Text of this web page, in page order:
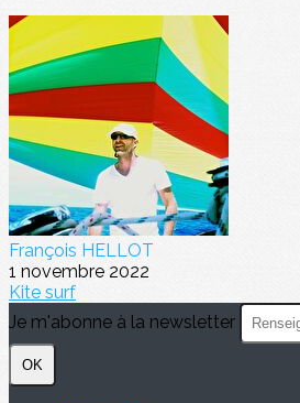
François HELLOT
1 novembre 2022
Kite surf
Je m'abonne à la newsletter
OK